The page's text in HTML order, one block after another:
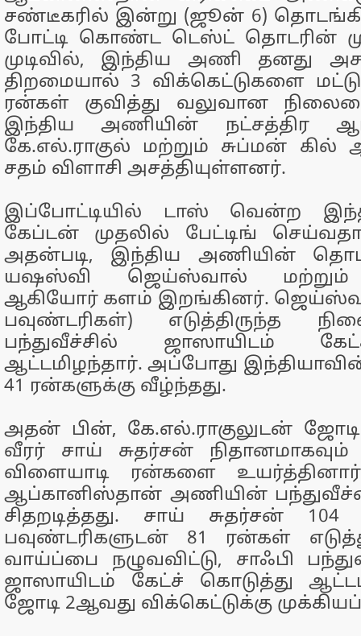
சண்டீகரில் இன்று (ஜூன் 6)
போட்டி கொண்ட டெஸ்ட் தொடரின்
முடிவில், இந்திய அணி தனது
திறமையால் 3 விக்கெட்டுகளை
ரன்கள் குவித்து வலுவான
இந்திய அணியின் நட்சத்திர
கே.எல்.ராகுல் மற்றும் சுப்மன்
சதம் விளாசி அசத்தியுள்ளனர்.
இப்போட்டியில் டாஸ் வென்ற
கேப்டன் முதலில் பேட்டிங்
அதன்படி, இந்திய அணியின்
யஷஸ்வி ஜெய்ஸ்வால் மற்றும்
ஆகியோர் களம் இறங்கினர்.
பவுண்டரிகள்) எடுத்திருந்த
பந்துவீச்சில் ஜாஸாயிடம்
ஆட்டமிழந்தார். அப்போது
41 ரன்களுக்கு வீழ்ந்தது.
அதன் பின், கே.எல்.ராகுலுடன்
வீரர் சாய் சுதர்சன் நிதானமாகவும்
விளையாடி ரன்களை
ஆப்கானிஸ்தான் அணியின்
சிதறடித்தது. சாய் சுதர்சன் 104
பவுண்டரிகளுடன் 81 ரன்கள்
வாய்ப்பை நழுவவிட்டு, சாஃபி
ஜாஸாயிடம் கேட்ச் கொடுத்து
ஜோடி 2ஆவது விக்கெட்டுக்கு